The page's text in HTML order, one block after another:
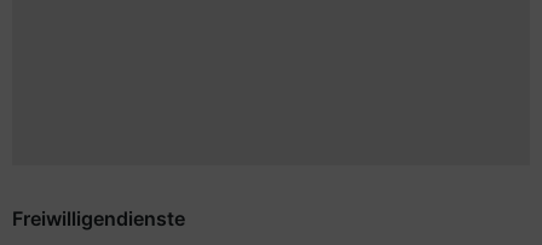
Freiwilligendienste